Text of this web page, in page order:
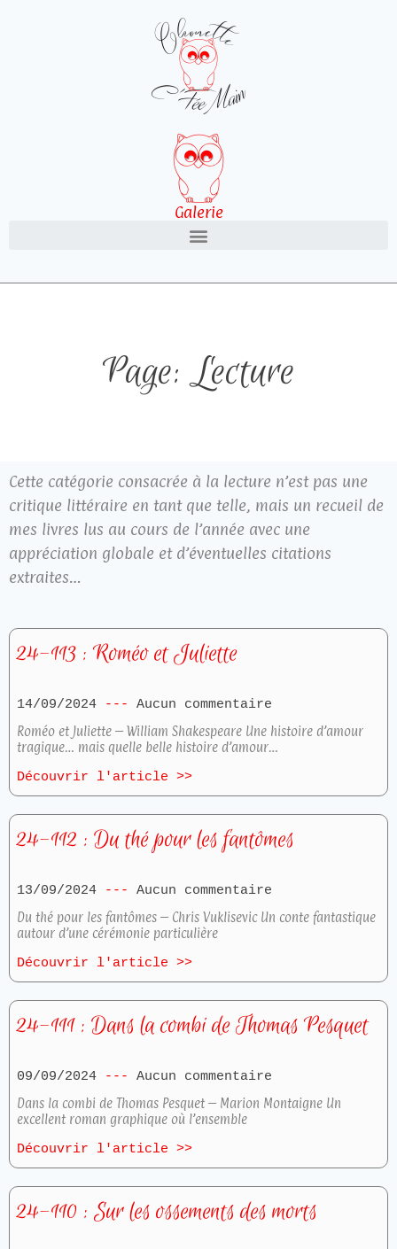
Galerie
Page: Lecture
Cette catégorie consacrée à la lecture n’est pas une
critique littéraire en tant que telle, mais un recueil de
mes livres lus au cours de l’année avec une
appréciation globale et d’éventuelles citations
extraites…
24-113 : Roméo et Juliette
14/09/2024
Aucun commentaire
Roméo et Juliette – William Shakespeare Une histoire d’amour
tragique… mais quelle belle histoire d’amour…
Découvrir l'article >>
24-112 : Du thé pour les fantômes
13/09/2024
Aucun commentaire
Du thé pour les fantômes – Chris Vuklisevic Un conte fantastique
autour d’une cérémonie particulière
Découvrir l'article >>
24-111 : Dans la combi de Thomas Pesquet
09/09/2024
Aucun commentaire
Dans la combi de Thomas Pesquet – Marion Montaigne Un
excellent roman graphique où l’ensemble
Découvrir l'article >>
24-110 : Sur les ossements des morts